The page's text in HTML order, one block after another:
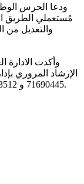
ودعا الحرس
مُستعملي الطريق
والتعديل من
وأكدت الادارة
الإرشاد المروري
71690445 و 71963512. كما يُمكن الإتصال على هاتف النجدة 193.